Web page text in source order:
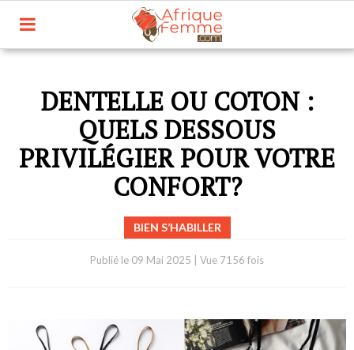
DENTELLE OU COTON :
QUELS DESSOUS
PRIVILÉGIER POUR VOTRE
CONFORT?
BIEN S’HABILLER
Publié le 09 Mai 2025 Vue 7156 fois